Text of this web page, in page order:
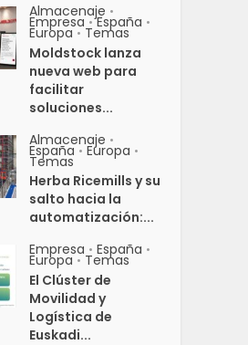
Almacenaje •
Empresa • España •
Europa • Temas
Moldstock lanza
nueva web para
facilitar
soluciones...
Almacenaje •
España • Europa •
Temas
Herba Ricemills y su
salto hacia la
automatización:...
Empresa • España •
Europa • Temas
El Clúster de
Movilidad y
Logística de
Euskadi...